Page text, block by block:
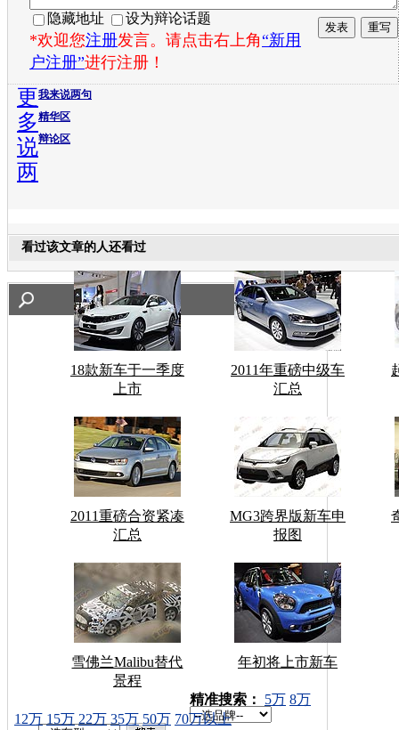
隐藏地址 设为辩论话题
*欢迎您注册发言。请点击右上角“新用
户注册”进行注册！
我来说两句
精华区
辩论区
更
多
说
两
看过该文章的人还看过
18款新车于一季度
上市
2011年重磅中级车
汇总
2011重磅合资紧凑
汇总
MG3跨界版新车申
报图
雪佛兰Malibu替代
景程
年初将上市新车
车型搜索：
精准搜索： 5万 8万
12万 15万 22万 35万 50万 70万以上